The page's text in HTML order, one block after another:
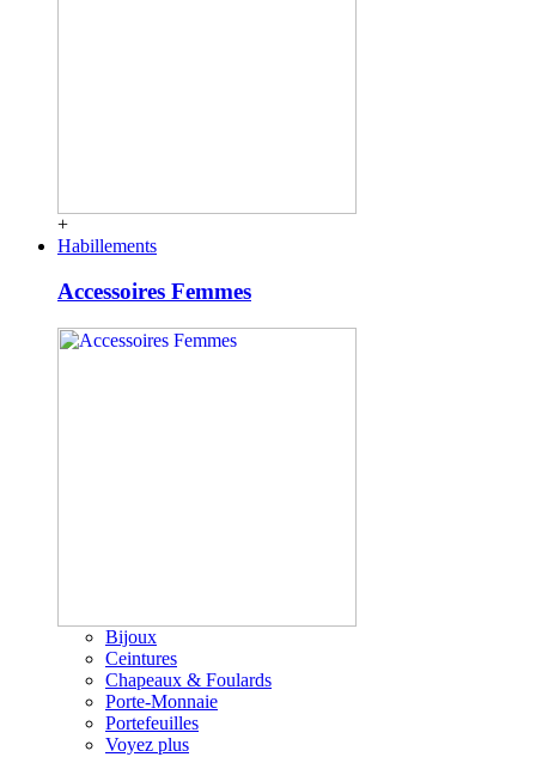
+
Habillements
Accessoires Femmes
Bijoux
Ceintures
Chapeaux & Foulards
Porte-Monnaie
Portefeuilles
Voyez plus